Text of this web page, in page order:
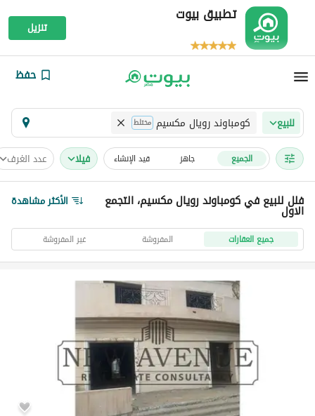
تطبيق بيوت
تنزيل
حفظ
للبيع كومباوند رويال مكسيم مختلط
الجميع جاهز قيد الإنشاء فیلا عدد الغرف
فلل للبيع في كومباوند رويال مكسيم، التجمع
الاول الأكثر مشاهدة
جميع العقارات المفروشة غير المفروشة